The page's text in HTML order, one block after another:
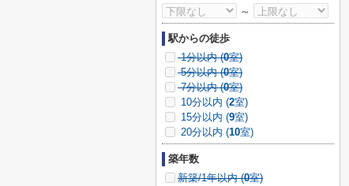
～
駅からの徒歩
1分以内 (0室)
5分以内 (0室)
7分以内 (0室)
10分以内 (2室)
15分以内 (9室)
20分以内 (10室)
築年数
新築/1年以内 (0室)